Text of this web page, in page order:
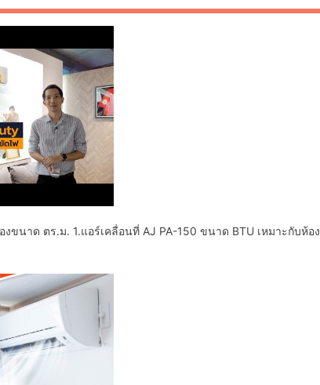
ขนาด ตร.ม. 1.แอร์เคลื่อนที่ AJ PA-150 ขนาด BTU เหมาะกับห้อง